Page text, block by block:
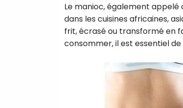
Le manioc, également
dans les cuisines africaines,
frit, écrasé ou transformé en
consommer, il est essentiel